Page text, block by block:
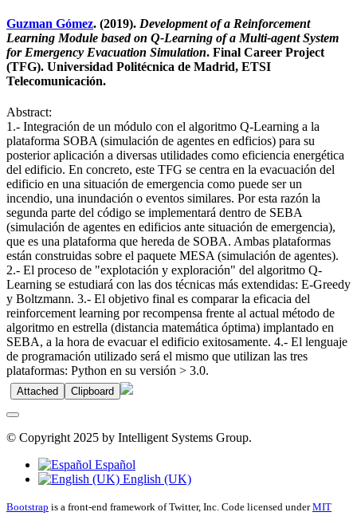
Guzman Gómez. (2019). Development of a Reinforcement
Learning Module based on Q-Learning of a Multi-agent System
for Emergency Evacuation Simulation. Final Career Project
(TFG). Universidad Politécnica de Madrid, ETSI
Telecomunicación.
Abstract:
1.- Integración de un módulo con el algoritmo Q-Learning a la
plataforma SOBA (simulación de agentes en edficios) para su
posterior aplicación a diversas utilidades como eficiencia energética
del edificio. En concreto, este TFG se centra en la evacuación del
edificio en una situación de emergencia como puede ser un
incendio, una inundación o eventos similares. Por esta razón la
segunda parte del código se implementará dentro de SEBA
(simulación de agentes en edificios ante situación de emergencia),
que es una plataforma que hereda de SOBA. Ambas plataformas
están construidas sobre el paquete MESA (simulación de agentes).
2.- El proceso de "explotación y exploración" del algoritmo Q-
Learning se estudiará con las dos técnicas más extendidas: E-Greedy
y Boltzmann. 3.- El objetivo final es comparar la eficacia del
reinforcement learning por recompensa frente al actual método de
algoritmo en estrella (distancia matemática óptima) implantado en
SEBA, a la hora de evacuar el edificio exitosamente. 4.- El lenguaje
de programación utilizado será el mismo que utilizan las tres
plataformas: Python en su versión > 3.0.
Attached Clipboard
© Copyright 2025 by Intelligent Systems Group.
Español
English (UK)
Bootstrap is a front-end framework of Twitter, Inc. Code licensed underMIT